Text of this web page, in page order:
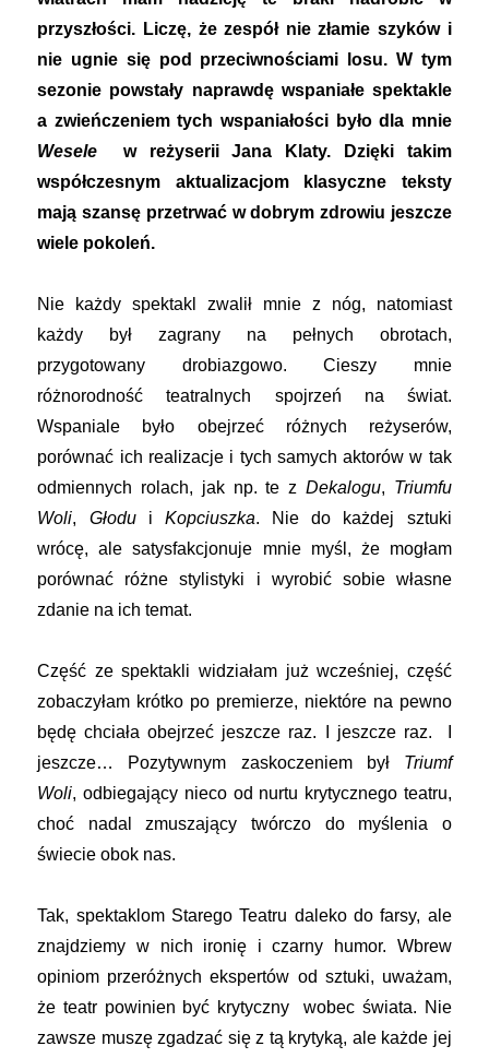
przyszłości. Liczę, że zespół nie złamie szyków i
nie ugnie się pod przeciwnościami losu. W tym
sezonie powstały naprawdę wspaniałe spektakle
a zwieńczeniem tych wspaniałości było dla mnie
Wesele w reżyserii Jana Klaty. Dzięki takim
współczesnym aktualizacjom klasyczne teksty
mają szansę przetrwać w dobrym zdrowiu jeszcze
wiele pokoleń.
Nie każdy spektakl zwalił mnie z nóg, natomiast
każdy był zagrany na pełnych obrotach,
przygotowany drobiazgowo. Cieszy mnie
różnorodność teatralnych spojrzeń na świat.
Wspaniale było obejrzeć różnych reżyserów,
porównać ich realizacje i tych samych aktorów w tak
odmiennych rolach, jak np. te z Dekalogu, Triumfu
Woli, Głodui Kopciuszka. Nie do każdej sztuki
wrócę, ale satysfakcjonuje mnie myśl, że mogłam
porównać różne stylistyki i wyrobić sobie własne
zdanie na ich temat.
Część ze spektakli widziałam już wcześniej, część
zobaczyłam krótko po premierze, niektóre na pewno
będę chciała obejrzeć jeszcze raz. I jeszcze raz. I
jeszcze… Pozytywnym zaskoczeniem był Triumf
Woli, odbiegający nieco od nurtu krytycznego teatru,
choć nadal zmuszający twórczo do myślenia o
świecie obok nas.
Tak, spektaklom Starego Teatru daleko do farsy, ale
znajdziemy w nich ironię i czarny humor. Wbrew
opiniom przeróżnych ekspertów od sztuki, uważam,
że teatr powinien być krytyczny wobec świata. Nie
zawsze muszę zgadzać się z tą krytyką, ale każde jej